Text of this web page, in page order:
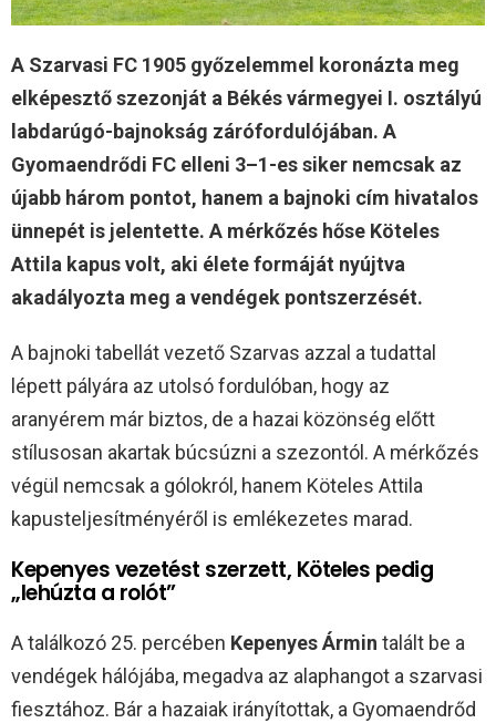
A Szarvasi FC 1905 győzelemmel koronázta meg
elképesztő szezonját a Békés vármegyei I. osztályú
labdarúgó-bajnokság zárófordulójában. A
Gyomaendrődi FC elleni 3–1-es siker nemcsak az
újabb három pontot, hanem a bajnoki cím hivatalos
ünnepét is jelentette. A mérkőzés hőse Köteles
Attila kapus volt, aki élete formáját nyújtva
akadályozta meg a vendégek pontszerzését.
A bajnoki tabellát vezető Szarvas azzal a tudattal
lépett pályára az utolsó fordulóban, hogy az
aranyérem már biztos, de a hazai közönség előtt
stílusosan akartak búcsúzni a szezontól. A mérkőzés
végül nemcsak a gólokról, hanem Köteles Attila
kapusteljesítményéről is emlékezetes marad.
Kepenyes vezetést szerzett, Köteles pedig
„lehúzta a rolót”
A találkozó 25. percében Kepenyes Ármin talált be a
vendégek hálójába, megadva az alaphangot a szarvasi
fiesztához. Bár a hazaiak irányítottak, a Gyomaendrőd